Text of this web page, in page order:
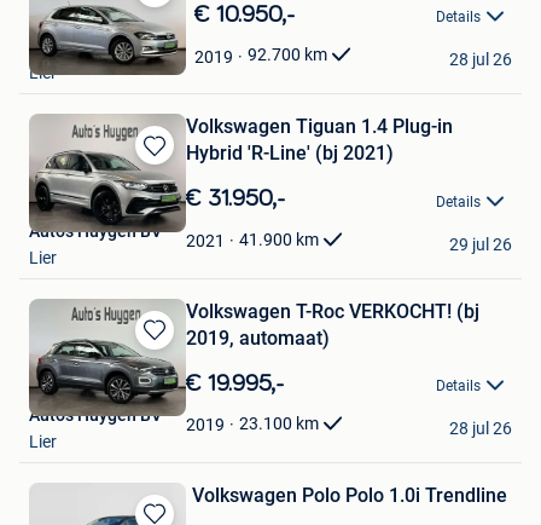
Bewaren
in
Mijn
Favorieten
€ 10.950,- Details
2019 92.700 km
Auto's Huygen BV
Lier
28 jul 26
Bewaren
in
Mijn
Favorieten
Volkswagen Tiguan 1.4 Plug-in
Hybrid 'R-Line' (bj 2021)
€ 31.950,- Details
2021 41.900 km
Auto's Huygen BV
Lier
29 jul 26
Bewaren
in
Mijn
Favorieten
Volkswagen T-Roc VERKOCHT! (bj
2019, automaat)
€ 19.995,- Details
2019 23.100 km
Auto's Huygen BV
Lier
28 jul 26
Volkswagen Polo Polo 1.0i Trendline